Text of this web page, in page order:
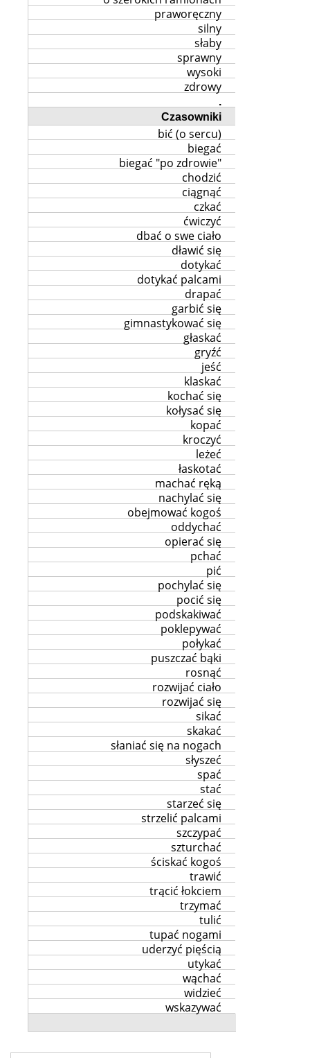
praworęczny
silny
słaby
sprawny
wysoki
zdrowy
.
Czasowniki
bić (o sercu)
biegać
biegać "po zdrowie"
chodzić
ciągnąć
czkać
ćwiczyć
dbać o swe ciało
dławić się
dotykać
dotykać palcami
drapać
garbić się
gimnastykować się
głaskać
gryźć
jeść
klaskać
kochać się
kołysać się
kopać
kroczyć
leżeć
łaskotać
machać ręką
nachylać się
obejmować kogoś
oddychać
opierać się
pchać
pić
pochylać się
pocić się
podskakiwać
poklepywać
połykać
puszczać bąki
rosnąć
rozwijać ciało
rozwijać się
sikać
skakać
słaniać się na nogach
słyszeć
spać
stać
starzeć się
strzelić palcami
szczypać
szturchać
ściskać kogoś
trawić
trącić łokciem
trzymać
tulić
tupać nogami
uderzyć pięścią
utykać
wąchać
widzieć
wskazywać